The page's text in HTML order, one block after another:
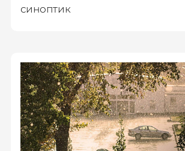
синоптик